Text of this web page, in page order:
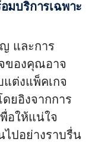
และการ
ของคุณอาจ
แต่งแพ็คเกจ
ยอิงจากการ
อให้แน่ใจ
ปอย่างราบรื่น